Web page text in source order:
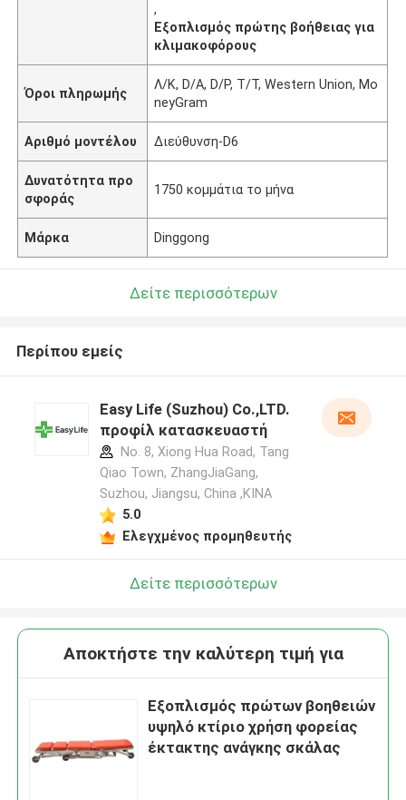
,
Εξοπλισμός πρώτης βοήθειας για
κλιμακοφόρους
Όροι πληρωμής
Λ/Κ, D/A, D/P, T/T, Western Union, Mo
neyGram
Αριθμό μοντέλου Διεύθυνση-D6
Δυνατότητα προ
σφοράς
1750 κομμάτια το μήνα
Μάρκα Dinggong
Δείτε περισσότερων
Περίπου εμείς
Easy Life (Suzhou) Co.,LTD.
προφίλ κατασκευαστή
No. 8, Xiong Hua Road, Tang
Qiao Town, ZhangJiaGang,
Suzhou, Jiangsu, China ,ΚΙΝΑ
5.0
Ελεγχμένος προμηθευτής
Δείτε περισσότερων
Αποκτήστε την καλύτερη τιμή για
Εξοπλισμός πρώτων βοηθειών
υψηλό κτίριο χρήση φορείας
έκτακτης ανάγκης σκάλας